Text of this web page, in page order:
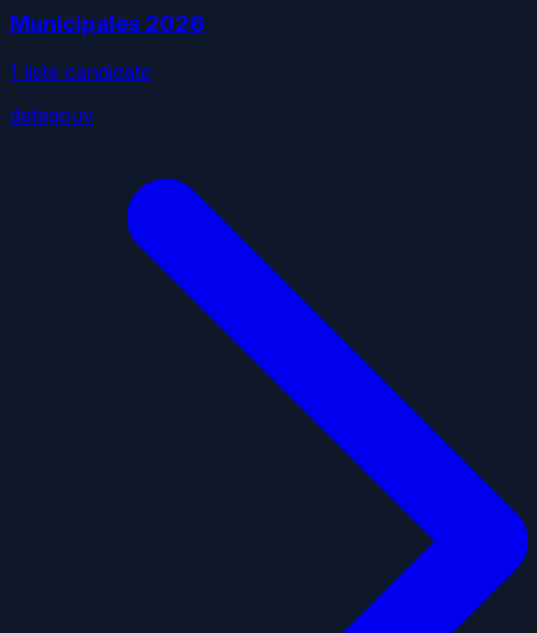
Municipales 2026
1 liste candidate
datagouv